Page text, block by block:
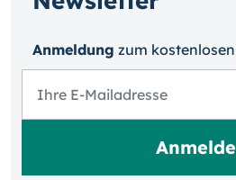
Anmeldung zum kosten­losen